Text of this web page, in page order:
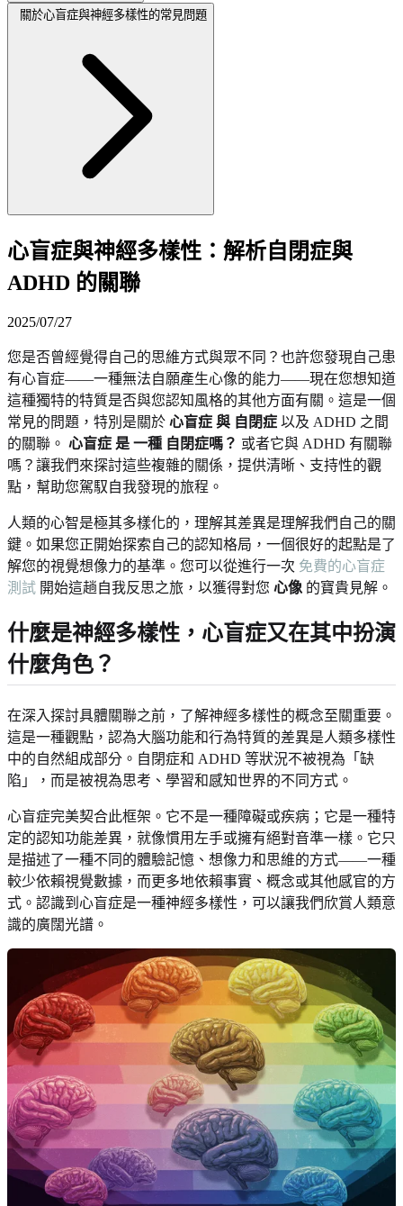
關於心盲症與神經多樣性的常見問題
心盲症與神經多樣性：解析自閉症與
ADHD 的關聯
2025/07/27
您是否曾經覺得自己的思維方式與眾不同？也許您發現自己患
有心盲症——一種無法自願產生心像的能力——現在您想知道
這種獨特的特質是否與您認知風格的其他方面有關。這是一個
常見的問題，特別是關於 心盲症 與 自閉症 以及 ADHD 之間
的關聯。 心盲症 是 一種 自閉症嗎？ 或者它與 ADHD 有關聯
嗎？讓我們來探討這些複雜的關係，提供清晰、支持性的觀
點，幫助您駕馭自我發現的旅程。
人類的心智是極其多樣化的，理解其差異是理解我們自己的關
鍵。如果您正開始探索自己的認知格局，一個很好的起點是了
解您的視覺想像力的基準。您可以從進行一次 免費的心盲症
測試 開始這趟自我反思之旅，以獲得對您 心像 的寶貴見解。
什麼是神經多樣性，心盲症又在其中扮演
什麼角色？
在深入探討具體關聯之前，了解神經多樣性的概念至關重要。
這是一種觀點，認為大腦功能和行為特質的差異是人類多樣性
中的自然組成部分。自閉症和 ADHD 等狀況不被視為「缺
陷」，而是被視為思考、學習和感知世界的不同方式。
心盲症完美契合此框架。它不是一種障礙或疾病；它是一種特
定的認知功能差異，就像慣用左手或擁有絕對音準一樣。它只
是描述了一種不同的體驗記憶、想像力和思維的方式——一種
較少依賴視覺數據，而更多地依賴事實、概念或其他感官的方
式。認識到心盲症是一種神經多樣性，可以讓我們欣賞人類意
識的廣闊光譜。